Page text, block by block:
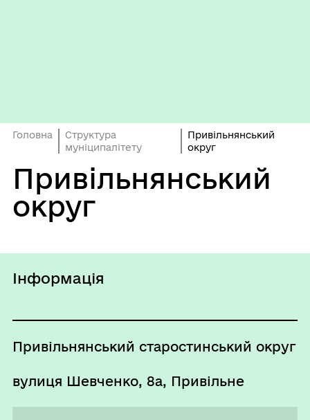
Головна
Структура
муніципалітету
Привільнянський
округ
Привільнянський
округ
Інформація
Привільнянський старостинський округ
вулиця Шевченко, 8а, Привільне